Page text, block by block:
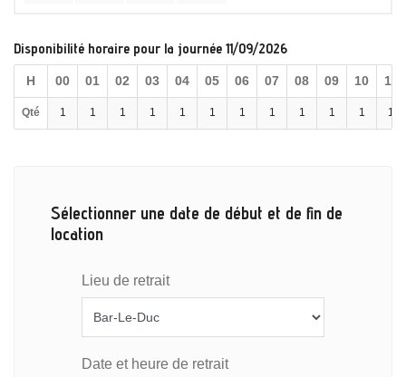
Disponibilité horaire pour la journée 11/09/2026
H 00 01 02 03 04 05 06 07 08 09 10 11
Qté 1 1 1 1 1 1 1 1 1 1 1 1
Sélectionner une date de début et de fin de
location
Lieu de retrait
Date et heure de retrait